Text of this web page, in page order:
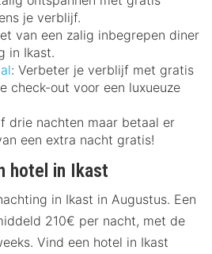
je verblijf.
van een zalig inbegrepen diner
in Ikast.
: Verbeter je verblijf met gratis
check-out voor een luxueuze
drie nachten maar betaal er
een extra nacht gratis!
hotel in Ikast
in Ikast in Augustus. Een
210€ per nacht, met de
Vind een hotel in Ikast